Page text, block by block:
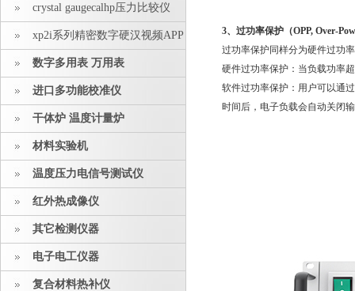
载安装crystal gaugecalhp压力比较仪
xp2i系列精密数字硬汉视频APP
下载安装数字多用表 万用表
进口多功能校准仪
干体炉 温度计量炉
材料实验机
温度压力电信号测试仪
红外热成像仪
其它检测仪器
电子电工仪器
复合材料热补仪
3、过功率保护（OPP, Over-
过功率保护同样分为硬件过功率保
硬件过功率保护：当负载功
软件过功率保护：用户可以
时间后，电子负载会自动关闭输